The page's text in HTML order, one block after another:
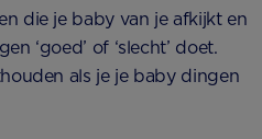
die je baby van je afkijkt en
‘goed’ of ‘slecht’ doet.
als je je baby dingen